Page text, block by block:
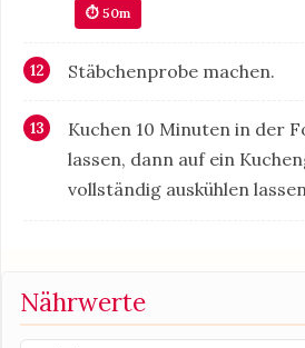
⏱ 50m
Stäbchenprobe machen.
Kuchen 10 Minuten in der
lassen, dann auf ein
vollständig auskühlen
Nährwerte